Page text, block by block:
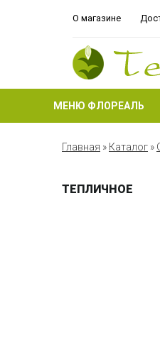
О магазине
МЕНЮ ФЛОРЕАЛЬ
Главная » Каталог »
ТЕПЛИЧНОЕ